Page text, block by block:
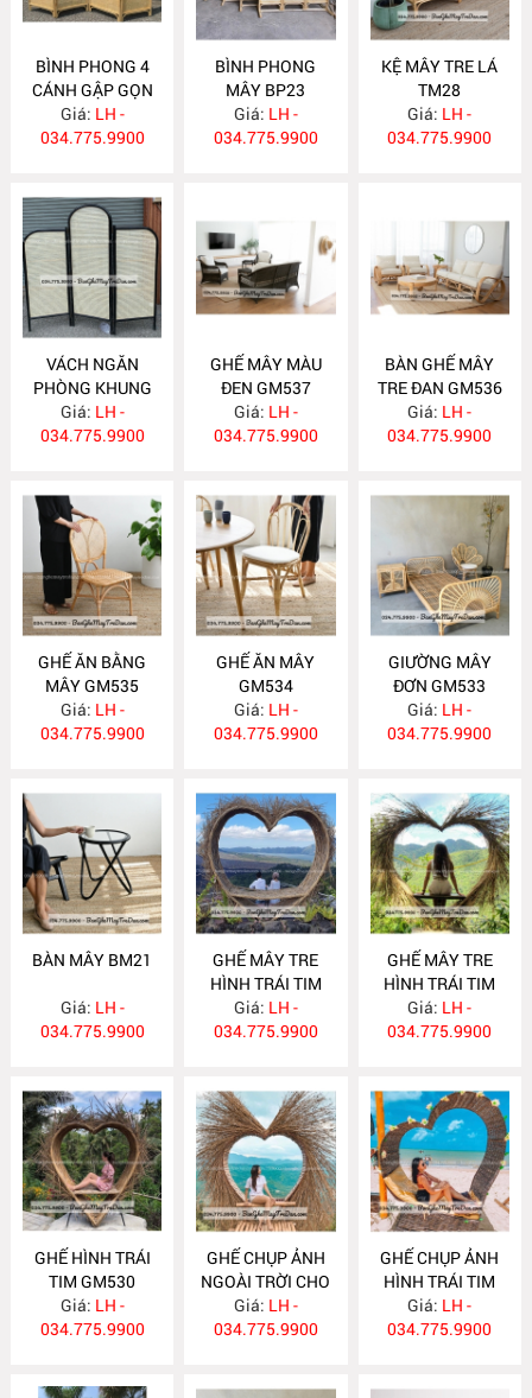
BÌNH PHONG 4
CÁNH GẬP GỌN
BP24
Giá: LH -
034.775.9900
BÌNH PHONG
MÂY BP23
Giá: LH -
034.775.9900
KỆ MÂY TRE LÁ
TM28
Giá: LH -
034.775.9900
VÁCH NGĂN
PHÒNG KHUNG
SƠN ĐEN BP22
Giá: LH -
034.775.9900
GHẾ MÂY MÀU
ĐEN GM537
Giá: LH -
034.775.9900
BÀN GHẾ MÂY
TRE ĐAN GM536
Giá: LH -
034.775.9900
GHẾ ĂN BẰNG
MÂY GM535
Giá: LH -
034.775.9900
GHẾ ĂN MÂY
GM534
Giá: LH -
034.775.9900
GIƯỜNG MÂY
ĐƠN GM533
Giá: LH -
034.775.9900
BÀN MÂY BM21
Giá: LH -
034.775.9900
GHẾ MÂY TRE
HÌNH TRÁI TIM
GM532
Giá: LH -
034.775.9900
GHẾ MÂY TRE
HÌNH TRÁI TIM
GM531
Giá: LH -
034.775.9900
GHẾ HÌNH TRÁI
TIM GM530
Giá: LH -
034.775.9900
GHẾ CHỤP ẢNH
NGOÀI TRỜI CHO
RESOT GM529
Giá: LH -
034.775.9900
GHẾ CHỤP ẢNH
HÌNH TRÁI TIM
GM528
Giá: LH -
034.775.9900